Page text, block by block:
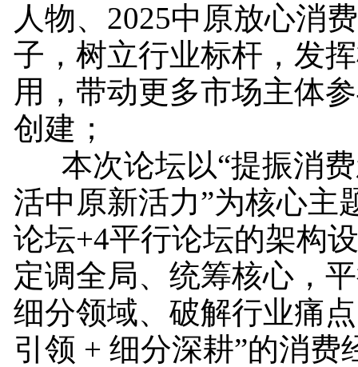
人物、2025中原放心消
子，树立行业标杆，发
用，带动更多市场主体
创建；
本次论坛以“提振消费
活中原新活力”为核心主
论坛+4平行论坛的架构
定调全局、统筹核心，
细分领域、破解行业痛
引领 + 细分深耕”的消费